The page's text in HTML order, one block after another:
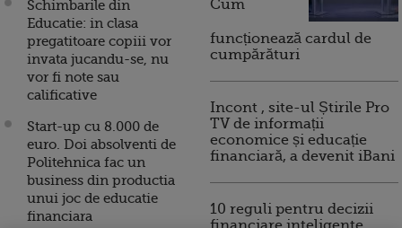
Schimbarile din
Educatie: in clasa
pregatitoare copiii vor
invata jucandu-se, nu
vor fi note sau
calificative
Start-up cu 8.000 de
euro. Doi absolventi de
Politehnica fac un
business din productia
unui joc de educatie
financiara
Cum
funcționează cardul de
cumpărături
Incont , site-ul Știrile Pro
TV de informații
economice și educație
financiară, a devenit iBani
10 reguli pentru decizii